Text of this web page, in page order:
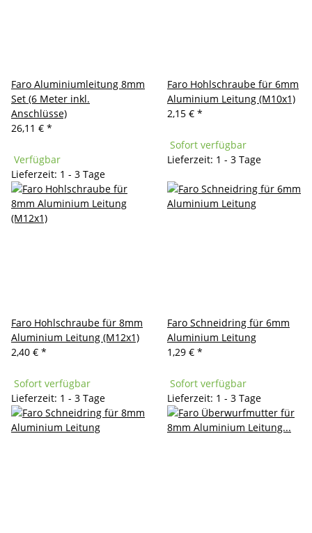
Faro Aluminiumleitung 8mm
Set (6 Meter inkl.
Anschlüsse)
26,11 € *
Verfügbar
Lieferzeit: 1 - 3 Tage
Faro Hohlschraube für 6mm
Aluminium Leitung (M10x1)
2,15 € *
Sofort verfügbar
Lieferzeit: 1 - 3 Tage
Faro Hohlschraube für 8mm
Aluminium Leitung (M12x1)
2,40 € *
Sofort verfügbar
Lieferzeit: 1 - 3 Tage
Faro Schneidring für 6mm
Aluminium Leitung
1,29 € *
Sofort verfügbar
Lieferzeit: 1 - 3 Tage